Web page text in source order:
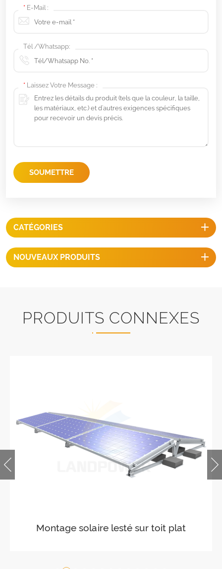
* E-Mail :
Tél /Whatsapp:
* Laissez Votre Message :
SOUMETTRE
CATÉGORIES
NOUVEAUX PRODUITS
PRODUITS CONNEXES
Paysage de montage sur toit plat